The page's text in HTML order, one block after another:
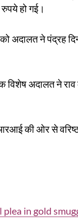
हो गई।
अदालत ने पंद्रह
अदालत ने राव
की ओर से वरिष्ठ
in gold